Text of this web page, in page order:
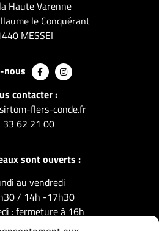
Haute Varenne
le Conquérant
MESSEI
nous
contacter :
flers-conde.fr
33 62 21 00
sont ouverts :
au vendredi
/ 14h -17h30
: fermeture à 16h